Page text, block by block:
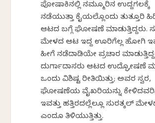
ಪೋಷಾಕಿನಲ್ಲಿ ನಮ್ಮೂರಿನ ಉದ್ದಗಲಕ್ಕೆ
ನಡೆಯುತ್ತಾ ಕೈಯಲ್ಲೊಂದು ತುತ್ತೂರಿ
ಆಟದ ಬಗ್ಗೆ ಘೋಷಣೆ ಮಾಡುತ್ತಿದ್ದರು.
ಮೇಳದ ಆಟ ಇದ್ದ ಊರಿಗೆಲ್ಲ ಹೋಗಿ
ಹೀಗೆ ನಡೆದಾಡಿಯೇ ಪ್ರಚಾರ
ದುರ್ಗಾದಾಸರು ಆಟದ ಉದ್ಘೋಷಣೆ
ಒಂದು ವಿಶಿಷ್ಟ ರೀತಿಯಿತ್ತು; ಅವರ ಸ್ವರ,
ಘೋಷಣೆಯ ವೈಖರಿಯನ್ನು
ಇವತ್ತು ಹತ್ತಿರದಲ್ಲೆಲ್ಲೂ ಸುರತ್ಕಲ್
ಎಂದೂ ತಿಳಿಯುತ್ತಿತ್ತು.